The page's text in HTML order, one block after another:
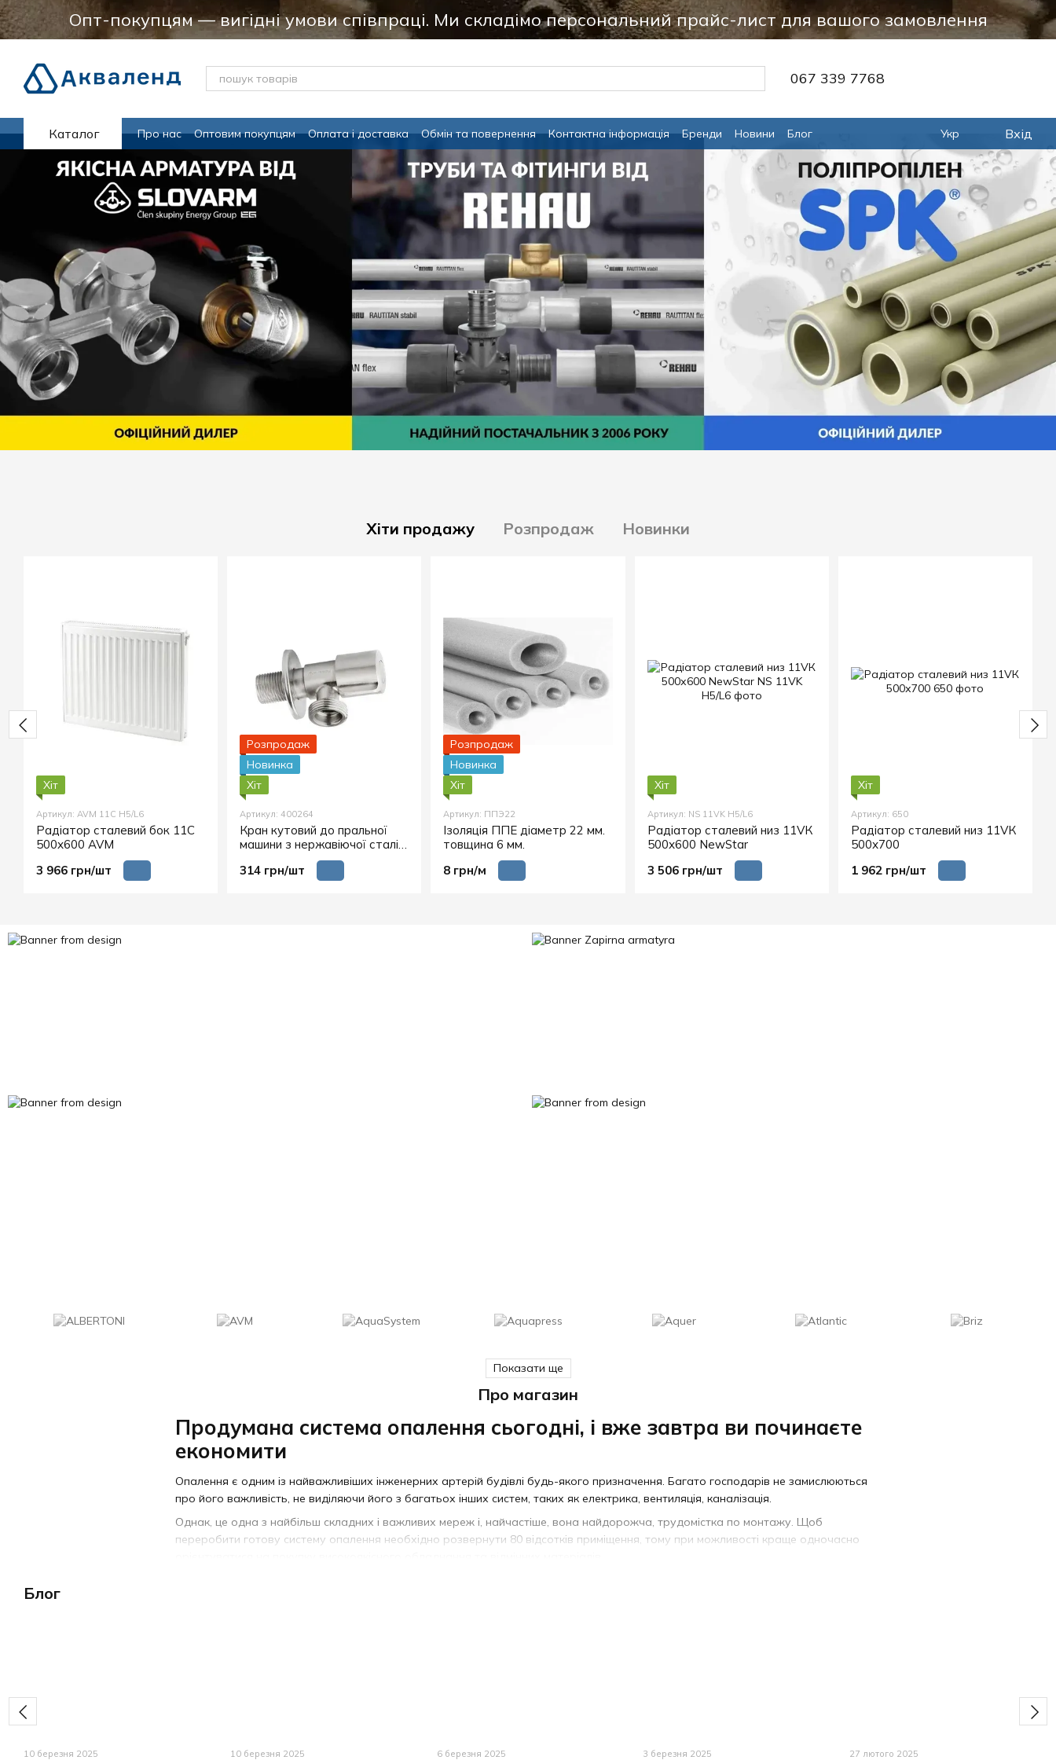
Перейти до основного контенту
Опт-покупцям — вигідні умови співпраці. Ми складімо персональний прайс-лист для вашого замовлення
067 339 7768
Каталог Про нас Оптовим покупцям Оплата і доставка Обмін та повернення Контактна інформація Бренди Новини
Блог
Програма лояльсності
Укр Вхід
Хіти продажу Розпродаж Новинки
Хіт
Артикул: AVM 11C H5/L6
Радіатор сталевий бок 11C
500х600 AVM
3 966 грн/шт
Розпродаж
Новинка
Хіт
Артикул: 400264
Кран кутовий до пральної
машини з нержавіючої сталі
314 грн/шт
Розпродаж
Новинка
Хіт
Артикул: ППЭ22
Ізоляція ППЕ діаметр 22 мм.
товщина 6 мм.
8 грн/м
Хіт
Артикул: NS 11VK H5/L6
Радіатор сталевий низ 11VК
500х600 NewStar
3 506 грн/шт
Хіт
Артикул: 650
Радіатор сталевий низ 11VК
500х700
1 962 грн/шт
Показати ще
Про магазин
Продумана система опалення сьогодні, і вже завтра ви починаєте
економити
Опалення є одним із найважливіших інженерних артерій будівлі будь-якого призначення. Багато господарів не замислюються
про його важливість, не виділяючи його з багатьох інших систем, таких як електрика, вентиляція, каналізація.
Однак, це одна з найбільш складних і важливих мереж і, найчастіше, вона найдорожча, трудомістка по монтажу. Щоб
переробити готову систему опалення необхідно розвернути 80 відсотків приміщення, тому при можливості краще одночасно
Блог
10 березня 2025 10 березня 2025 6 березня 2025 3 березня 2025 27 лютого 2025